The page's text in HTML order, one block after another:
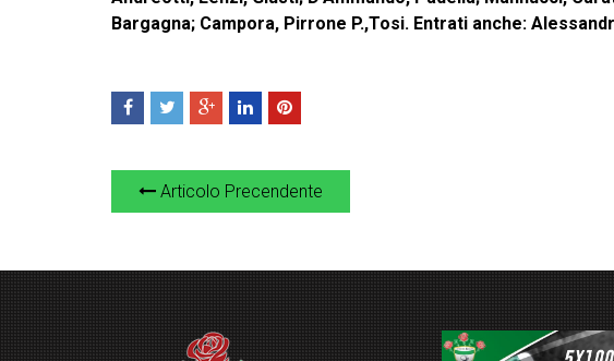
Bargagna; Campora, Pirrone P.,Tosi. Entrati anche:
Articolo Precendente